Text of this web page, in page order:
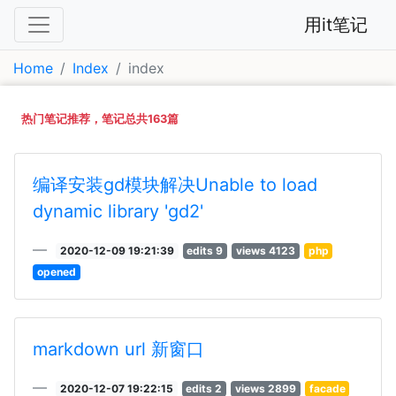
用it笔记
Home Index index
热门笔记推荐，笔记总共163篇
编译安装gd模块解决Unable to load
dynamic library 'gd2'
2020-12-09 19:21:39 edits 9 views 4123
php
opened
markdown url 新窗口
2020-12-07 19:22:15 edits 2 views 2899 facade